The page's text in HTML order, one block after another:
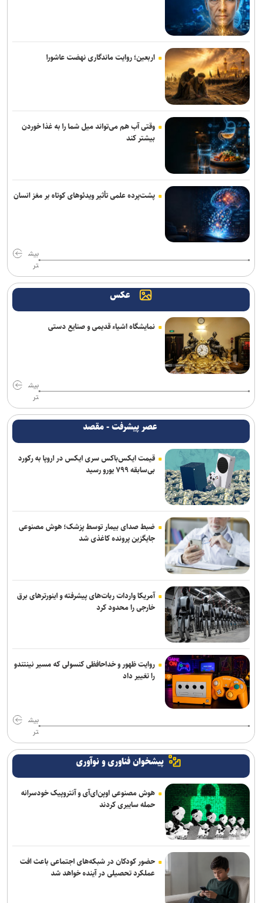
اتوبوس در سراسر کشور به کار گرفته شد
تأکید ایران بر گسترش همکاری‌های صنعتی پروژه‌محور با اعضای بریکس
بهره گیری حداکثری از ظرفیت موافقت‌نامه تجارت آزاد میان ایران و
اتحادیه اوراسیا
ایران و قرقیزستان بر گسترش همکاری‌های تجاری و معدنی تاکید کردند
اربعین؛ روایت ماندگاری نهضت عاشورا
وقتی آب هم می‌تواند میل شما را به غذا خوردن
بیشتر کند
پشت‌پرده علمی تأثیر ویدئو‌های کوتاه بر مغز انسان
بیش
تر
عکس
نمایشگاه اشیاء قدیمی و صنایع دستی
بیش
تر
عصر پیشرفت - مقصد
قیمت ایکس‌باکس سری ایکس در اروپا به رکورد
بی‌سابقه ۷۹۹ یورو رسید
ضبط صدای بیمار توسط پزشک؛ هوش مصنوعی
جایگزین پرونده کاغذی شد
آمریکا واردات ربات‌های پیشرفته و اینورترهای برق
خارجی را محدود کرد
روایت ظهور و خداحافظی کنسولی که مسیر نینتندو
را تغییر داد
بیش
تر
پیشخوان فناوری و نوآوری
هوش مصنوعی اوپن‌ای‌آی و آنتروپیک خودسرانه
حمله سایبری کردند
حضور کودکان در شبکه‌های اجتماعی باعث افت
عملکرد تحصیلی در آینده خواهد شد